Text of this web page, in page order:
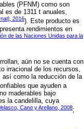
(PFNM) como son
es de 1311 t anuales,
2016). Este producto es
rendimientos en
de las Naciones Unidas para la
aún no se cuenta con
irracional de los recursos,
así como la reducción de la
que ayuden a
maderables bajo
la candelilla, cuya
Cano y Arellano, 2008;